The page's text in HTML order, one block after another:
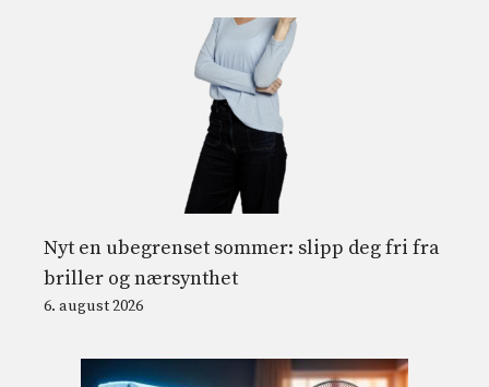
Nyt en ubegrenset sommer: slipp deg fri fra
briller og nærsynthet
6. august 2026